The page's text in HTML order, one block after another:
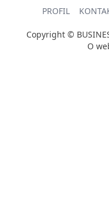
PROFIL
Copyright ©